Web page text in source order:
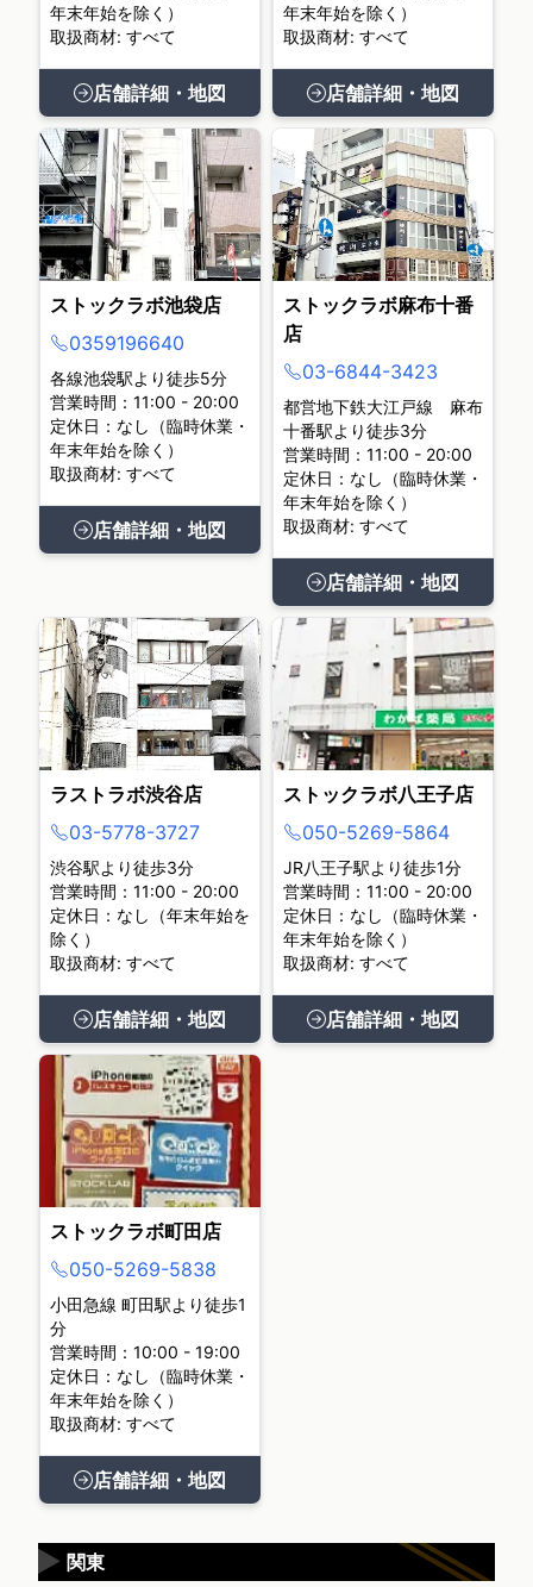
年末年始を除く）
取扱商材: すべて
店舗詳細・地図
年末年始を除く）
取扱商材: すべて
店舗詳細・地図
ストックラボ池袋店
0359196640
各線池袋駅より徒歩5分
営業時間：11:00 - 20:00
定休日：なし（臨時休業・
年末年始を除く）
取扱商材: すべて
店舗詳細・地図
ストックラボ麻布十番
店
03-6844-3423
都営地下鉄大江戸線 麻布
十番駅より徒歩3分
営業時間：11:00 - 20:00
定休日：なし（臨時休業・
年末年始を除く）
取扱商材: すべて
店舗詳細・地図
ラストラボ渋谷店
03-5778-3727
渋谷駅より徒歩3分
営業時間：11:00 - 20:00
定休日：なし（年末年始を
除く）
取扱商材: すべて
店舗詳細・地図
ストックラボ八王子店
050-5269-5864
JR八王子駅より徒歩1分
営業時間：11:00 - 20:00
定休日：なし（臨時休業・
年末年始を除く）
取扱商材: すべて
店舗詳細・地図
ストックラボ町田店
050-5269-5838
小田急線 町田駅より徒歩1
分
営業時間：10:00 - 19:00
定休日：なし（臨時休業・
年末年始を除く）
取扱商材: すべて
店舗詳細・地図
関東
▶